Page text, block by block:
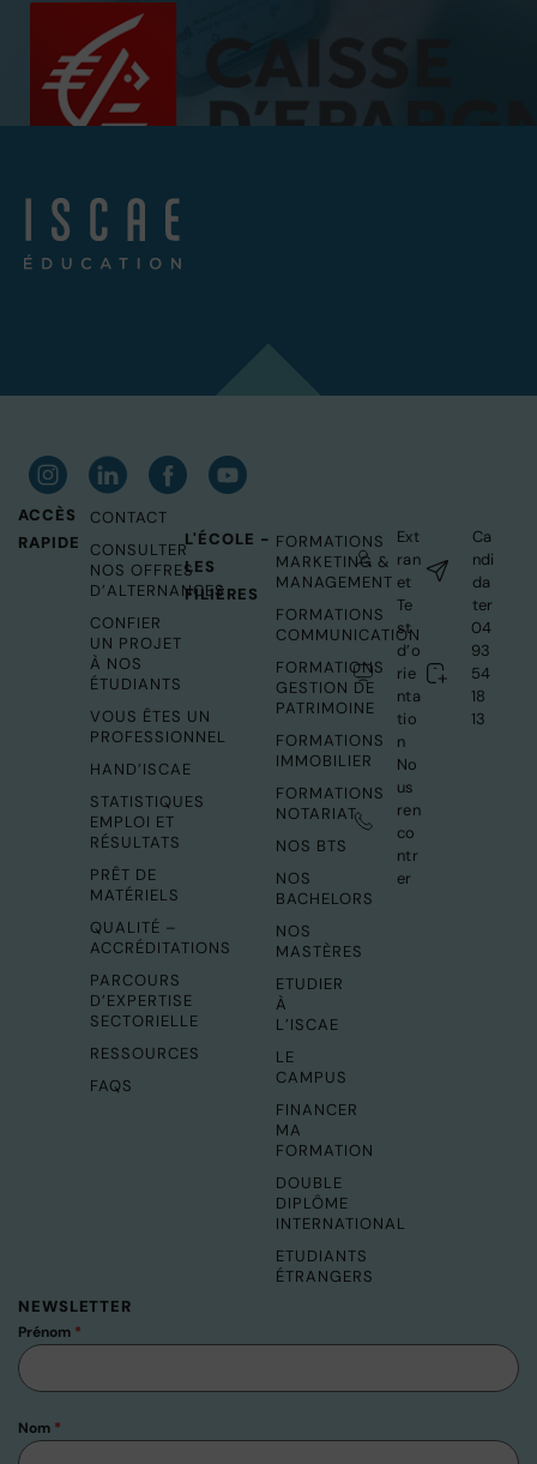
ACCÈS
RAPIDE
CONTACT
CONSULTER
NOS OFFRES
D’ALTERNANCES
CONFIER
UN PROJET
À NOS
ÉTUDIANTS
VOUS ÊTES UN
PROFESSIONNEL
HAND’ISCAE
STATISTIQUES
EMPLOI ET
RÉSULTATS
PRÊT DE
MATÉRIELS
QUALITÉ –
ACCRÉDITATIONS
PARCOURS
D’EXPERTISE
SECTORIELLE
RESSOURCES
FAQS
L'ÉCOLE -
LES
FILIÈRES
FORMATIONS
MARKETING &
MANAGEMENT
FORMATIONS
COMMUNICATION
FORMATIONS
GESTION DE
PATRIMOINE
FORMATIONS
IMMOBILIER
FORMATIONS
NOTARIAT
NOS BTS
NOS
BACHELORS
NOS
MASTÈRES
ETUDIER
À
L’ISCAE
LE
CAMPUS
FINANCER
MA
FORMATION
DOUBLE
DIPLÔME
INTERNATIONAL
ETUDIANTS
ÉTRANGERS
Ext
ran
et
Te
st
d’o
rie
nta
tio
n
No
us
ren
co
ntr
er
Ca
ndi
da
ter
04
93
54
18
13
NEWSLETTER
Prénom *
Nom *